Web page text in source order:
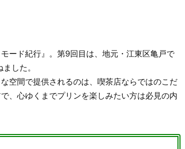
ード紀行』。第9回目は、地元・江東区亀戸で
した。
空間で提供されるのは、喫茶店ならではのこだ
、心ゆくまでプリンを楽しみたい方は必見の内